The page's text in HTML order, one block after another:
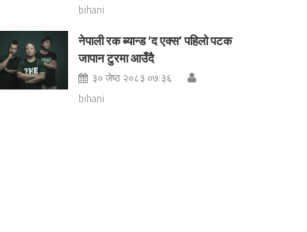
bihani
नेपाली रक ब्यान्ड ‘द एक्स’ पहिलो पटक
जापान टुरमा आउँदै
३० जेष्ठ २०८३ ०७:३६
bihani